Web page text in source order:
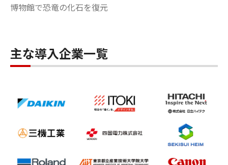
博物館で恐竜の化石を復元
主な導入企業一覧